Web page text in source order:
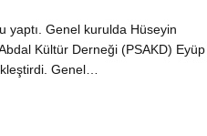
yaptı. Genel kurulda Hüseyin
Kültür Derneği (PSAKD) Eyüp
Genel…